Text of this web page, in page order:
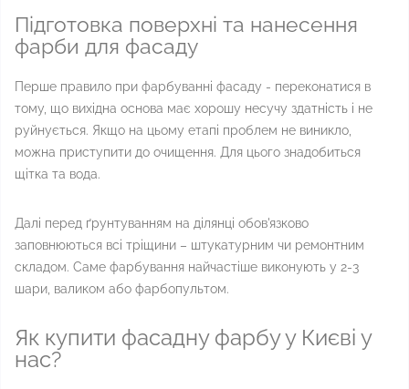
Підготовка поверхні та нанесення
фарби для фасаду
Перше правило при фарбуванні фасаду - переконатися в
тому, що вихідна основа має хорошу несучу здатність і не
руйнується. Якщо на цьому етапі проблем не виникло,
можна приступити до очищення. Для цього знадобиться
щітка та вода.
Далі перед ґрунтуванням на ділянці обов'язково
заповнюються всі тріщини – штукатурним чи ремонтним
складом. Саме фарбування найчастіше виконують у 2-3
шари, валиком або фарбопультом.
Як купити фасадну фарбу у Києві у
нас?